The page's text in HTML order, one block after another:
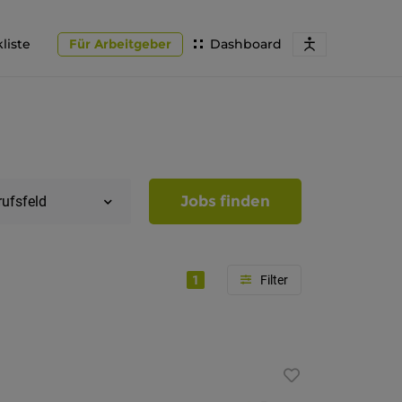
Dashboard
Für Arbeitgeber
Jobs finden
1